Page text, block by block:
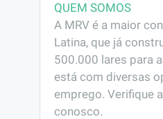
QUEM SOMOS
A MRV é a maior
Latina, que já
500.000 lares para
está com diversas
emprego. Verifique
conosco.